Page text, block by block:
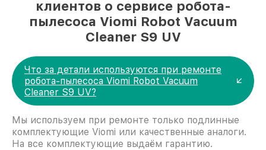
клиентов о сервисе робота-
пылесоса Viomi Robot Vacuum
Cleaner S9 UV
Что за детали используются при ремонте
робота-пылесоса Viomi Robot Vacuum
Cleaner S9 UV?
Мы используем при ремонте только подлинные
комплектующие Viomi или качественные аналоги.
На все комплектующие выдаём гарантию.